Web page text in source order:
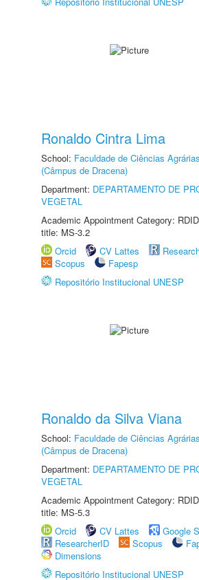
Ronaldo Cintra Lima
School: Faculdade de Ciências
(Câmpus de Dracena)
Department: DEPARTAMENTO DE
VEGETAL
Academic Appointment Category:
title: MS-3.2
Orcid
CV Lattes
Scopus
Fapesp
Repositório Institucional UNESP
Ronaldo da Silva Viana
School: Faculdade de Ciências
(Câmpus de Dracena)
Department: DEPARTAMENTO DE
VEGETAL
Academic Appointment Category:
title: MS-5.3
Orcid
CV Lattes
Google
ResearcherID
Scopus
Dimensions
Repositório Institucional UNESP